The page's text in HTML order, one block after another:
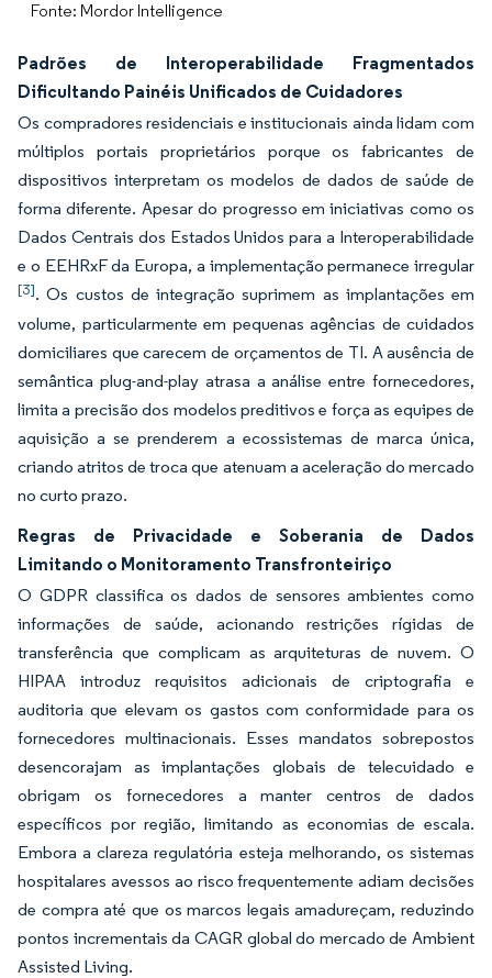
Fonte: Mordor Intelligence
Padrões de Interoperabilidade Fragmentados
Dificultando Painéis Unificados de Cuidadores
Os compradores residenciais e institucionais ainda lidam com
múltiplos portais proprietários porque os fabricantes de
dispositivos interpretam os modelos de dados de saúde de
forma diferente. Apesar do progresso em iniciativas como os
Dados Centrais dos Estados Unidos para a Interoperabilidade
e o EEHRxF da Europa, a implementação permanece irregular
[3]. Os custos de integração suprimem as implantações em
volume, particularmente em pequenas agências de cuidados
domiciliares que carecem de orçamentos de TI. A ausência de
semântica plug-and-play atrasa a análise entre fornecedores,
limita a precisão dos modelos preditivos e força as equipes de
aquisição a se prenderem a ecossistemas de marca única,
criando atritos de troca que atenuam a aceleração do mercado
no curto prazo.
Regras de Privacidade e Soberania de Dados
Limitando o Monitoramento Transfronteiriço
O GDPR classifica os dados de sensores ambientes como
informações de saúde, acionando restrições rígidas de
transferência que complicam as arquiteturas de nuvem. O
HIPAA introduz requisitos adicionais de criptografia e
auditoria que elevam os gastos com conformidade para os
fornecedores multinacionais. Esses mandatos sobrepostos
desencorajam as implantações globais de telecuidado e
obrigam os fornecedores a manter centros de dados
específicos por região, limitando as economias de escala.
Embora a clareza regulatória esteja melhorando, os sistemas
hospitalares avessos ao risco frequentemente adiam decisões
de compra até que os marcos legais amadureçam, reduzindo
pontos incrementais da CAGR global do mercado de Ambient
Assisted Living.